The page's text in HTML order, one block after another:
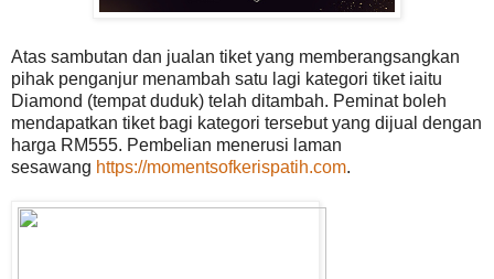
Atas sambutan dan jualan tiket yang memberangsangkan
pihak penganjur menambah satu lagi kategori tiket iaitu
Diamond (tempat duduk) telah ditambah. Peminat boleh
mendapatkan tiket bagi kategori tersebut yang dijual dengan
harga RM555. Pembelian menerusi laman
sesawang https://momentsofkerispatih.com.